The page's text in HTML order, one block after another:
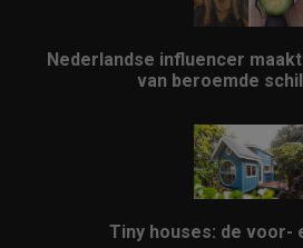
Nederlandse influencer
van beroemde
Tiny houses: de voor-